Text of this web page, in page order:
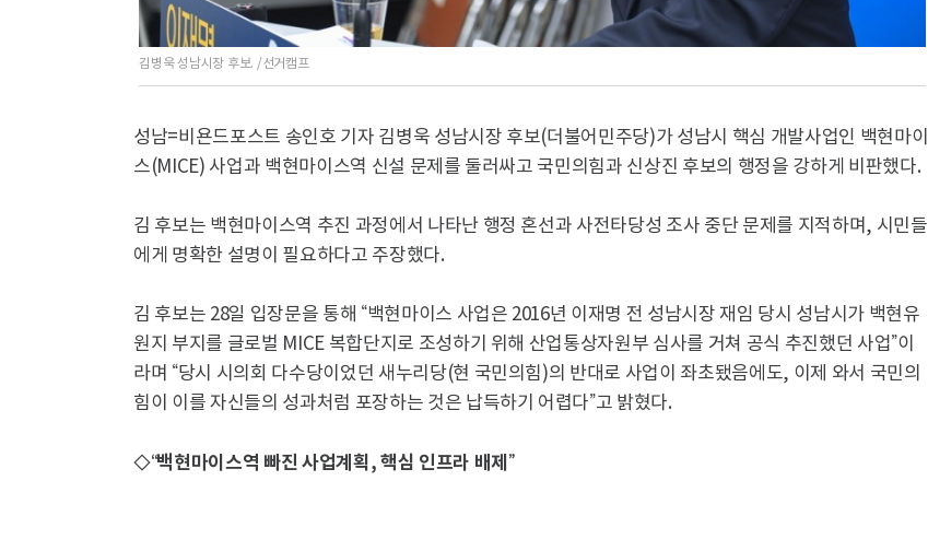
김병욱 성남시장 후보. /선거캠프
성남=비욘드포스트 송인호 기자 김병욱 성남시장 후보(더불어민주당)가 성남시 핵심 개발사업인 백현마이
스(MICE) 사업과 백현마이스역 신설 문제를 둘러싸고 국민의힘과 신상진 후보의 행정을 강하게 비판했다.
김 후보는 백현마이스역 추진 과정에서 나타난 행정 혼선과 사전타당성 조사 중단 문제를 지적하며, 시민들
에게 명확한 설명이 필요하다고 주장했다.
김 후보는 28일 입장문을 통해 “백현마이스 사업은 2016년 이재명 전 성남시장 재임 당시 성남시가 백현유
원지 부지를 글로벌 MICE 복합단지로 조성하기 위해 산업통상자원부 심사를 거쳐 공식 추진했던 사업”이
라며 “당시 시의회 다수당이었던 새누리당(현 국민의힘)의 반대로 사업이 좌초됐음에도, 이제 와서 국민의
힘이 이를 자신들의 성과처럼 포장하는 것은 납득하기 어렵다”고 밝혔다.
◇“백현마이스역 빠진 사업계획, 핵심 인프라 배제”